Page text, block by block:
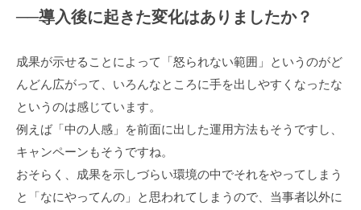
──導入後に起きた変化はありましたか？
成果が示せることによって「怒られない範囲」というのがど
んどん広がって、いろんなところに手を出しやすくなったな
というのは感じています。
例えば「中の人感」を前面に出した運用方法もそうですし、
キャンペーンもそうですね。
おそらく、成果を示しづらい環境の中でそれをやってしまう
と「なにやってんの」と思われてしまうので、当事者以外に